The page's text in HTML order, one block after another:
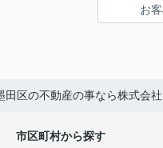
のメールが丁寧
お
田区の不動産の事なら株式会
市区町村から探す